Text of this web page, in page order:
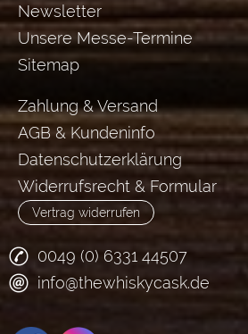
Newsletter
Unsere Messe-Termine
Sitemap
Zahlung & Versand
AGB & Kundeninfo
Datenschutzerklärung
Widerrufsrecht & Formular
Vertrag widerrufen
0049 (0) 6331 44507
info@thewhiskycask.de